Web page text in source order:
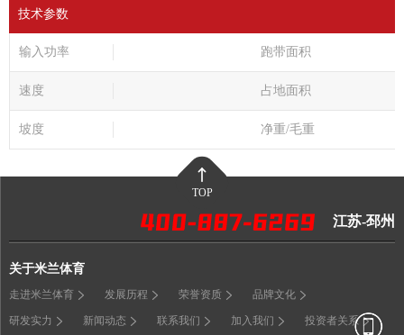
技术参数
输入功率 跑带面积
速度 占地面积
坡度 净重/毛重
TOP
江苏-邳州
关于米兰体育
走进米兰体育 发展历程 荣誉资质 品牌文化
研发实力 新闻动态 联系我们 加入我们 投资者关系